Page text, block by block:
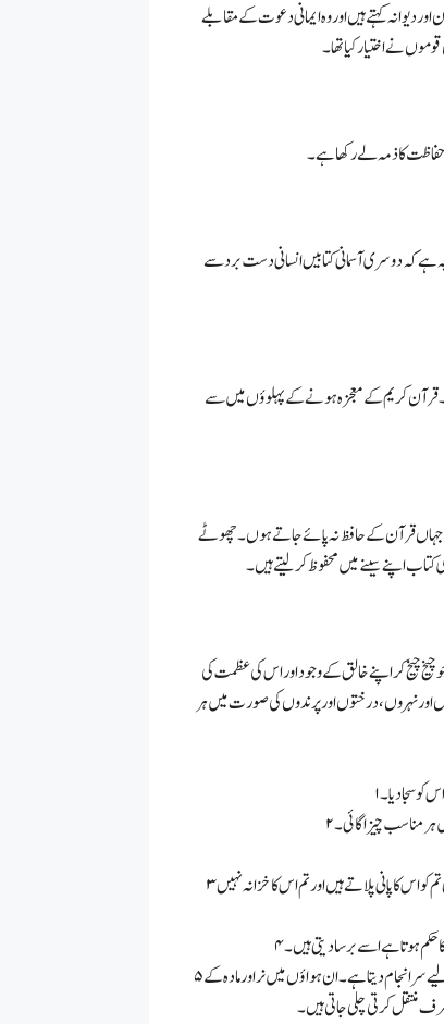
دیوانہ کہتے ہیں اور وہ ایمانی دعوت کے مقابلے
نے اختیار کیا تھا۔
کا ذمہ لے رکھا ہے۔
کہ دوسری آسمانی کتابیں انسانی دست برد سے
قرآن کریم کے معجزہ ہونے کے پہلوؤں میں سے
جہاں قرآن کے حافظ نہ پائے جاتے ہوں۔ چھوٹے
کتاب اپنے سینے میں محفوظ کر لیتے ہیں۔
چیخ کر اپنے خالق کے وجود اور اس کی عظمت کی
اور نہروں، درختوں اور پرندوں کی صورت میں ہر
کو سجا دیا۔
ہر مناسب چیزاگائی۔
۳۔ ہم ہی پانی سے بھری ہوئی ہوائیں چلاتے ہیں اور ہم ہی آسمان سے بارش برساتے ہیں اور ہم ہی تم کو اس کا پانی پلاتے ہیں اور تم اس کا خزانہ نہیں
حکم ہوتا ہے اسے برسا دیتی ہیں۔
۵۔ یہ ہوائیں ہی ہیں جو درخت کو بارآور کرتی ہیں۔ یہ وہی کام سر انجام دیتی ہیں جو نرحیوان مادہ کے لیے سر انجام دیتا ہے۔ ان ہواؤں میں نر اور مادہ کے
کرتی چلی جاتی ہیں۔